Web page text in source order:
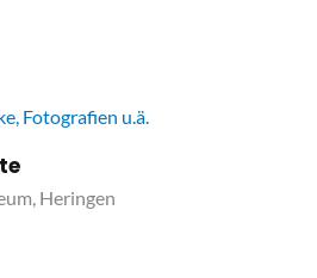
Fotografien u.ä.
Heringen